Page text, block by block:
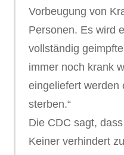
Vorbeugung von
Personen. Es wird
vollständig
immer noch krank
eingeliefert werden
sterben.“
Die CDC sagt,
Keiner verhindert